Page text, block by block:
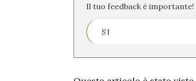
Il tuo feedback è importante!
SI